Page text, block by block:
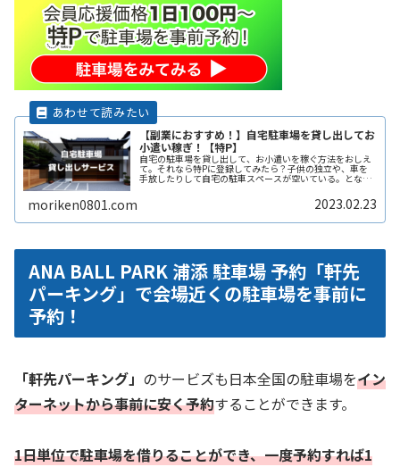
【副業におすすめ！】自宅駐車場を貸し出してお
小遣い稼ぎ！【特P】
自宅の駐車場を貸し出して、お小遣いを稼ぐ方法をおしえ
て。それなら特Pに登録してみたら？子供の独立や、車を
手放したりして自宅の駐車スペースが空いている。となり
の土地の空きスペースを有効に活用したい。自宅駐車場を
貸すと副収入になると聞いたことがReadMore...
moriken0801.com 2023.02.23
ANA BALL PARK 浦添 駐車場 予約「軒先
パーキング」で会場近くの駐車場を事前に
予約！
「軒先パーキング」 のサービズも日本全国の駐車場をイン
ターネットから事前に安く予約することができます。
1日単位で駐車場を借りることができ、一度予約すれば1